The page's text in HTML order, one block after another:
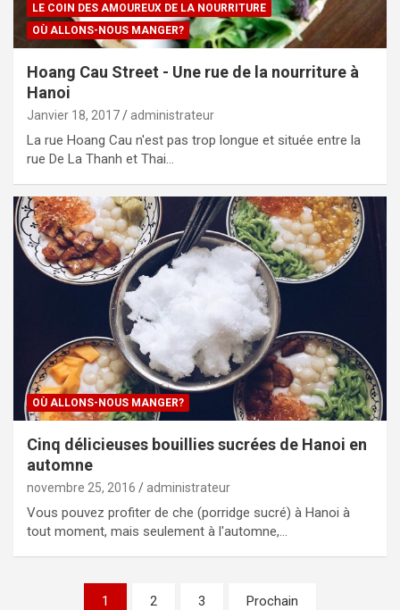
LE COIN DES AMOUREUX DE LA NOURRITURE
OÙ ALLONS-NOUS MANGER?
Hoang Cau Street - Une rue de la nourriture à
Hanoi
Janvier 18, 2017 administrateur
La rue Hoang Cau n'est pas trop longue et située entre la
rue De La Thanh et Thai…
OÙ ALLONS-NOUS MANGER?
Cinq délicieuses bouillies sucrées de Hanoi en
automne
novembre 25, 2016 administrateur
Vous pouvez profiter de che (porridge sucré) à Hanoi à
tout moment, mais seulement à l'automne,…
Navigation
1 2 3 Prochain